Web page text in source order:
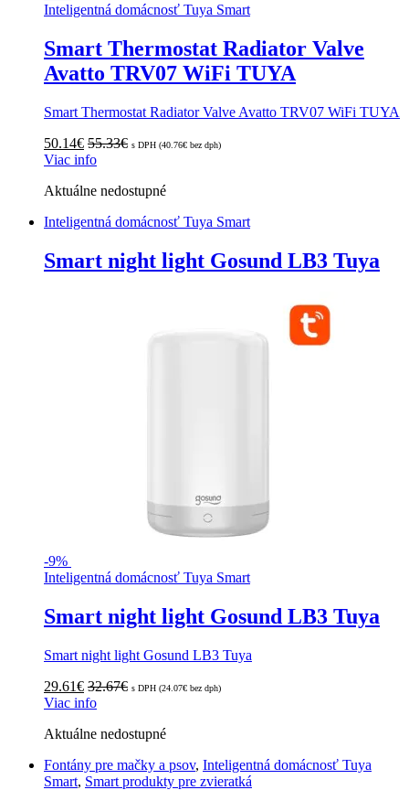
Inteligentná domácnosť Tuya Smart
Smart Thermostat Radiator Valve
Avatto TRV07 WiFi TUYA
Smart Thermostat Radiator Valve Avatto TRV07 WiFi TUYA
50.14€ 55.33€ s DPH (40.76€ bez dph)
Viac info
Aktuálne nedostupné
Inteligentná domácnosť Tuya Smart
Smart night light Gosund LB3 Tuya
-9%
Inteligentná domácnosť Tuya Smart
Smart night light Gosund LB3 Tuya
Smart night light Gosund LB3 Tuya
29.61€ 32.67€ s DPH (24.07€ bez dph)
Viac info
Aktuálne nedostupné
Fontány pre mačky a psov, Inteligentná domácnosť Tuya
Smart, Smart produkty pre zvieratká